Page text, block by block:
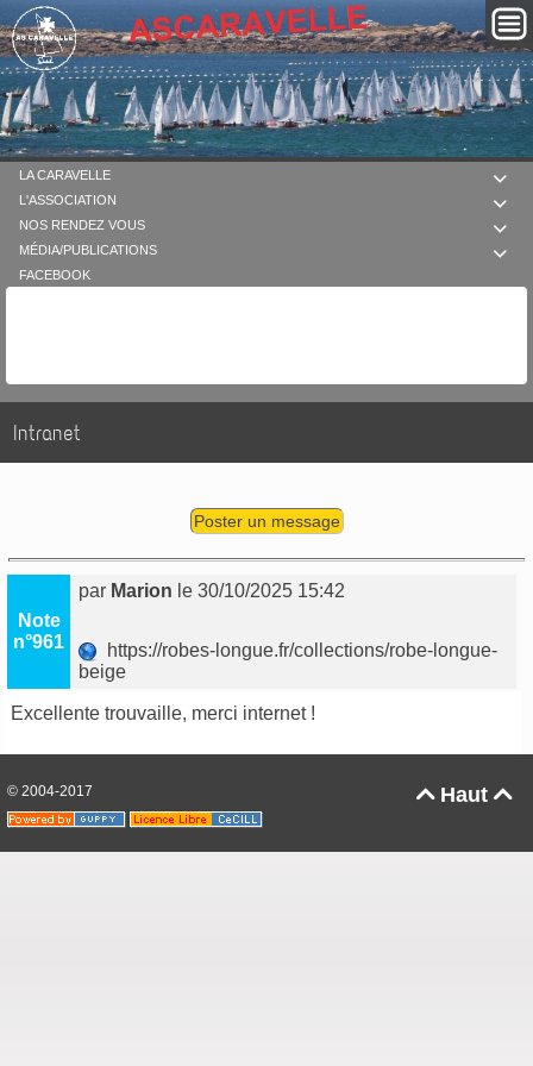

LA CARAVELLE

L'ASSOCIATION

NOS RENDEZ VOUS

MÉDIA/PUBLICATIONS
FACEBOOK
Intranet
Poster un message
Note
n°961
par Marion le 30/10/2025 15:42
https://robes-longue.fr/collections/robe-longue-
beige
Excellente trouvaille, merci internet !
Haut 
© 2004-2017